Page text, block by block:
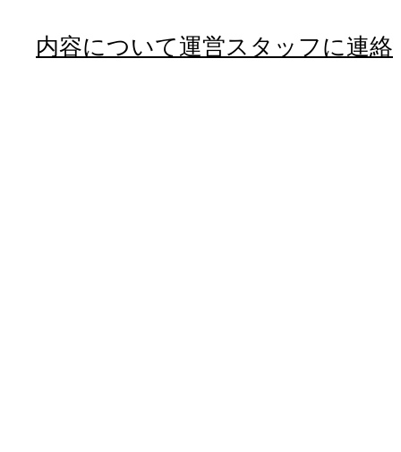
内容について運営スタッフに連絡